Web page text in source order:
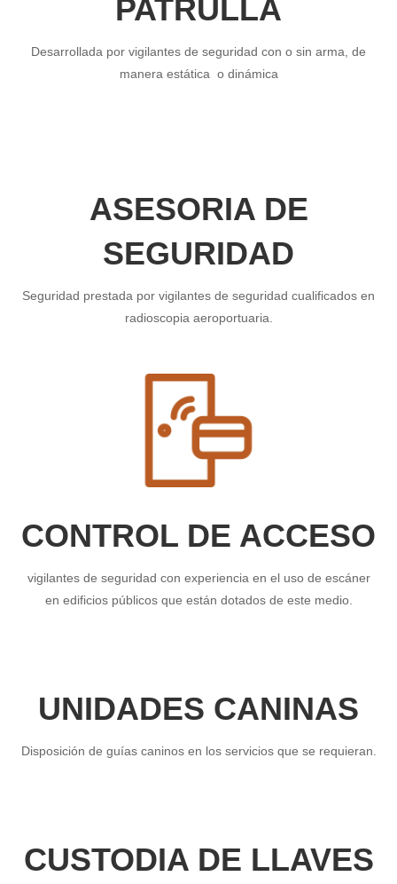
PATRULLA
Desarrollada por vigilantes de seguridad con o sin arma, de
manera estática o dinámica
ASESORIA DE
SEGURIDAD
Seguridad prestada por vigilantes de seguridad cualificados en
radioscopia aeroportuaria.
CONTROL DE ACCESO
vigilantes de seguridad con experiencia en el uso de escáner
en edificios públicos que están dotados de este medio.
UNIDADES CANINAS
Disposición de guías caninos en los servicios que se requieran.
CUSTODIA DE LLAVES